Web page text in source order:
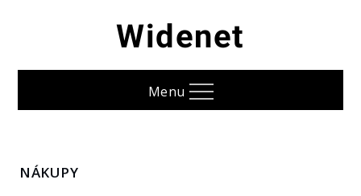
Widenet
Menu
Home
NÁKUPY